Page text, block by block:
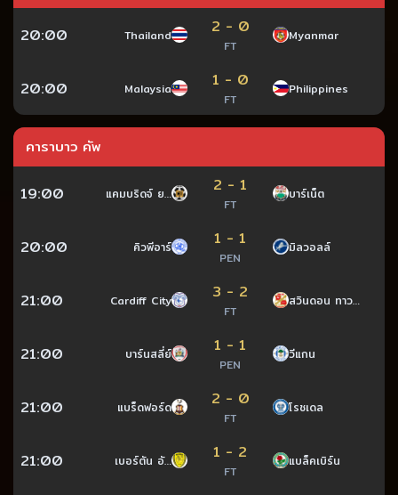
20:00 Thailand 2 - 0
FT
Myanmar
20:00 Malaysia 1 - 0
FT
Philippines
คาราบาว คัพ
19:00 แคมบริดจ์ ย… 2 - 1
FT
บาร์เน็ต
20:00 คิวพีอาร์ 1 - 1
PEN
มิลวอลล์
21:00 Cardiff City 3 - 2
FT
สวินดอน ทาว…
21:00 บาร์นสลี่ย์ 1 - 1
PEN
วีแกน
21:00 แบร็ดฟอร์ด 2 - 0
FT
โรชเดล
21:00 เบอร์ตัน อั… 1 - 2
FT
แบล็คเบิร์น